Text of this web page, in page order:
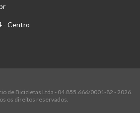
- Centro
de Bicicletas Ltda - 04.855.666/0001-82 - 2026.
os direitos reservados.